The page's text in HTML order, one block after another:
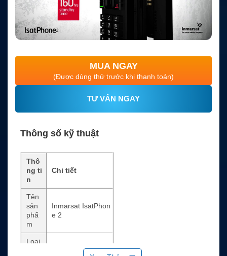
MUA NGAY
(Được dùng thử trước khi thanh toán)
TƯ VẤN NGAY
Thông số kỹ thuật
Thô
ng ti
n
Chi tiết
Tên
sản
phẩ
m
Inmarsat IsatPhon
e 2
Loại